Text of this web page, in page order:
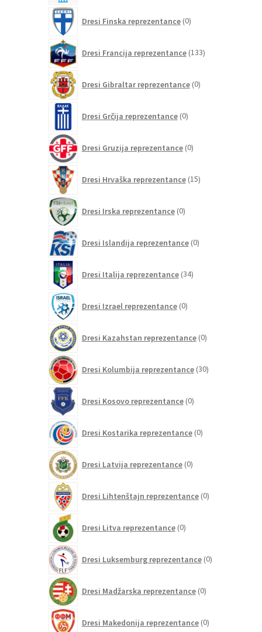
Dresi Finska reprezentance 0izdelkov
Dresi Francija reprezentance 133izdelkov
Dresi Gibraltar reprezentance 0izdelkov
Dresi Grčija reprezentance 0izdelkov
Dresi Gruzija reprezentance 0izdelkov
Dresi Hrvaška reprezentance 15izdelkov
Dresi Irska reprezentance 0izdelkov
Dresi Islandija reprezentance 0izdelkov
Dresi Italija reprezentance 34izdelkov
Dresi Izrael reprezentance 0izdelkov
Dresi Kazahstan reprezentance 0izdelkov
Dresi Kolumbija reprezentance 30izdelkov
Dresi Kosovo reprezentance 0izdelkov
Dresi Kostarika reprezentance 0izdelkov
Dresi Latvija reprezentance 0izdelkov
Dresi Lihtenštajn reprezentance 0izdelkov
Dresi Litva reprezentance 0izdelkov
Dresi Luksemburg reprezentance 0izdelkov
Dresi Madžarska reprezentance 0izdelkov
Dresi Makedonija reprezentance 0izdelkov